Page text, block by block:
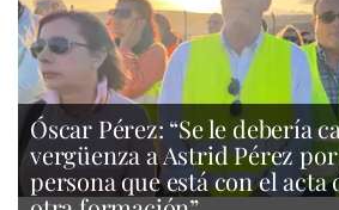
Óscar Pérez: “Se le debería
vergüenza a Astrid Pérez
persona que está con el acta